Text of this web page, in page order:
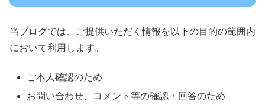
当ブログでは、
ご提供いただく情報を以下の目的の範囲内
において利用します。
ご本人確認のため
お問い合わせ、コメント等の確認・回答のため